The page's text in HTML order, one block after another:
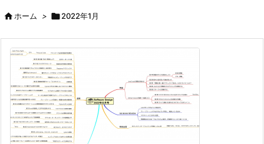
ホーム > 2022年1月